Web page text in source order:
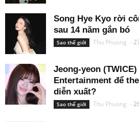
Song Hye Kyo rời
sau 14 năm gắn bó
Sao thế giới Thu Phuong -
Jeong-yeon
Entertainment để
diễn xuất?
Sao thế giới Thu Phuong -